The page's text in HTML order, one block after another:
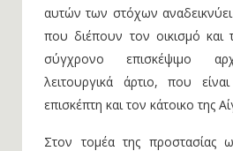
αυτών των στόχων αναδεικνύει
που διέπουν τον οικισμό και
σύγχρονο επισκέψιμο
λειτουργικά άρτιο, που
επισκέπτη και τον κάτοικο της
Στον τομέα της προστασίας